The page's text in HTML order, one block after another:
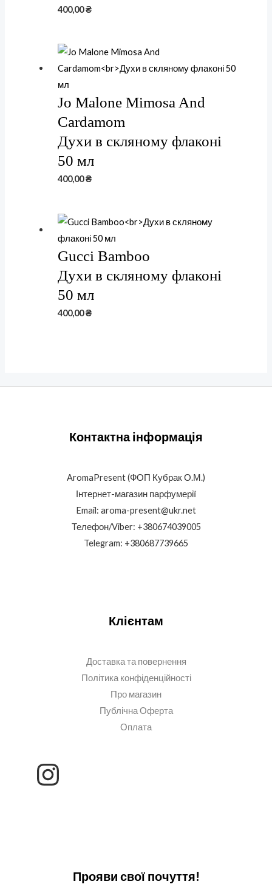
400,00₴
Jo Malone Mimosa And
Cardamom
Духи в скляному флаконі
50 мл
400,00₴
Gucci Bamboo
Духи в скляному флаконі
50 мл
400,00₴
Контактна інформація
AromaPresent (ФОП Кубрак О.М.)
Інтернет-магазин парфумерії
Email: aroma-present@ukr.net
Телефон/Viber: +380674039005
Telegram: +380687739665
Клієнтам
Доставка та повернення
Політика конфіденційності
Про магазин
Публічна Оферта
Оплата
Прояви свої почуття!